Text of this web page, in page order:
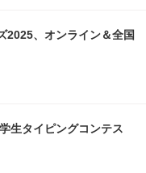
2025、オンライン＆全国
生タイピングコンテス